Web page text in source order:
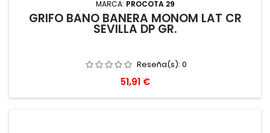
MARCA: PROCOTA 29
GRIFO BAÑO BAÑERA MONOM LAT CR
SEVILLA DP GR.
Reseña(s): 0
Precio
51,91 €